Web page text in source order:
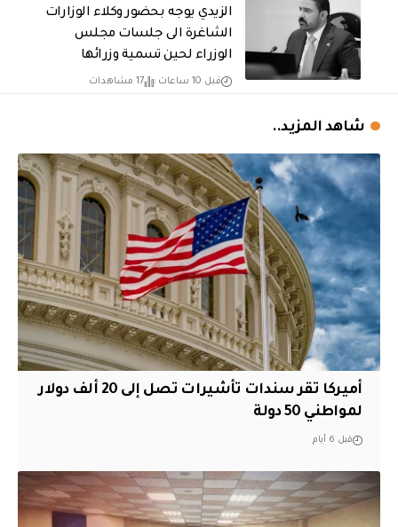
الزيدي يوجه بحضور وكلاء الوزارات
الشاغرة الى جلسات مجلس
الوزراء لحين تسمية وزرائها
قبل 10 ساعات 17 مشاهدات
شاهد المزيد..
أميركا تقر سندات تأشيرات تصل إلى 20 ألف دولار
لمواطني 50 دولة
قبل 6 أيام